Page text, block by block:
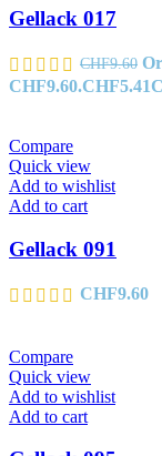
Gellack 017
CHF9.60
CHF9.60.CHF5.41
Compare
Quick view
Add to wishlist
Add to cart
Gellack 091
CHF9.60
Compare
Quick view
Add to wishlist
Add to cart